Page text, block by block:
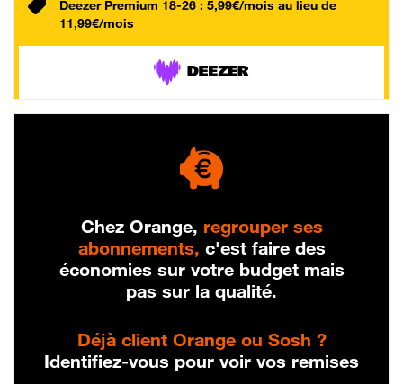
Deezer Premium 18-26 : 5,99€/mois au lieu de
11,99€/mois
Chez Orange, regrouper ses
abonnements, c'est faire des
économies sur votre budget mais
pas sur la qualité.
Déjà client Orange ou Sosh ?
Identifiez-vous pour voir vos remises